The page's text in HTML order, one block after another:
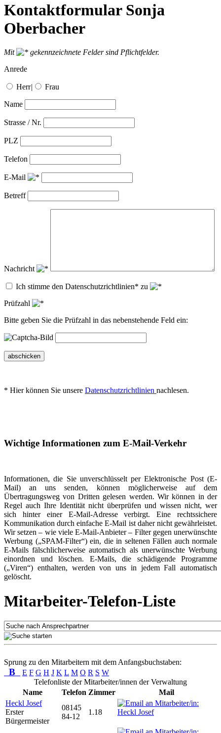
Kontaktformular Sonja
Oberbacher
Mit
gekennzeichnete Felder sind Pflichtfelder.
Anrede
Herr| Frau
Name
Strasse / Nr.
PLZ
Telefon
E-Mail
Betreff
Nachricht
Ich stimme den Datenschutzrichtlinien* zu
Prüfzahl
Bitte geben Sie die Prüfzahl in das nebenstehende Feld ein:
abschicken
* Hier können Sie unsere Datenschutzrichtlinien nachlesen.
Wichtige Informationen zum E-Mail-Verkehr
Informationen, die Sie unverschlüsselt per Elektronische Post (E-
Mail) an uns senden, können möglicherweise auf dem
Übertragungsweg von Dritten gelesen werden. Wir können in der
Regel auch Ihre Identität nicht überprüfen und wissen nicht, wer
sich hinter einer E-Mail-Adresse verbirgt. Eine rechtssichere
Kommunikation durch einfache E-Mail ist daher nicht gewährleistet.
Wir setzen – wie viele E-Mail-Anbieter – Filter gegen unerwünschte
Werbung („SPAM-Filter“) ein, die in seltenen Fällen auch normale
E-Mails fälschlicherweise automatisch als unerwünschte Werbung
einordnen und löschen. E-Mails, die schädigende Programme
(„Viren“) enthalten, werden von uns in jedem Fall automatisch
gelöscht.
Mitarbeiter-Telefon-Liste
Sprung zu den Mitarbeitern mit dem Anfangsbuchstaben:
B E F G H J K L M O R S W
Telefonliste der Mitarbeiter/innen der Verwaltung
Name
Telefon Zimmer
Mail
Heckl Josef
Erster
Bürgermeister
08145
84-12
1.18